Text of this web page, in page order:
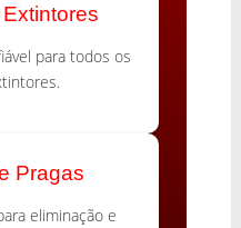
para todos os
Pragas
eliminação e